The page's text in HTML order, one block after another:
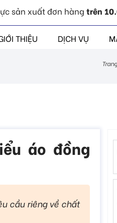
sản xuất đơn hàng trên
THIỆU DỊCH VỤ
áo đồng
cầu riêng về chất